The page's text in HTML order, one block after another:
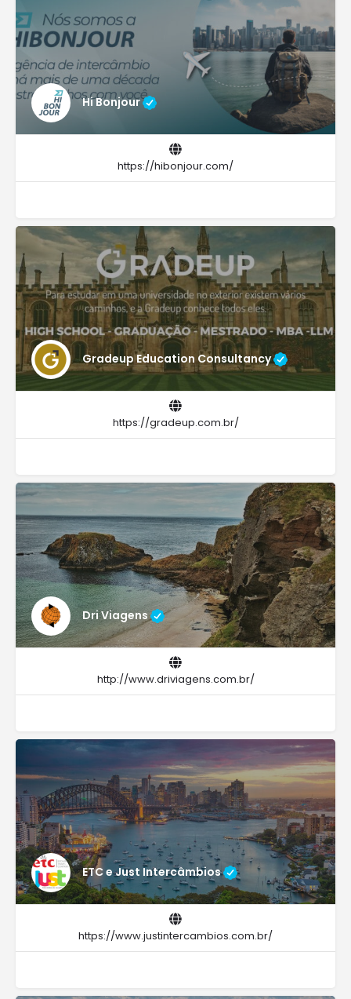
Hi Bonjour
https://hibonjour.com/
Gradeup Education Consultancy
https://gradeup.com.br/
Dri Viagens
http://www.driviagens.com.br/
ETC e Just Intercâmbios
https://www.justintercambios.com.br/